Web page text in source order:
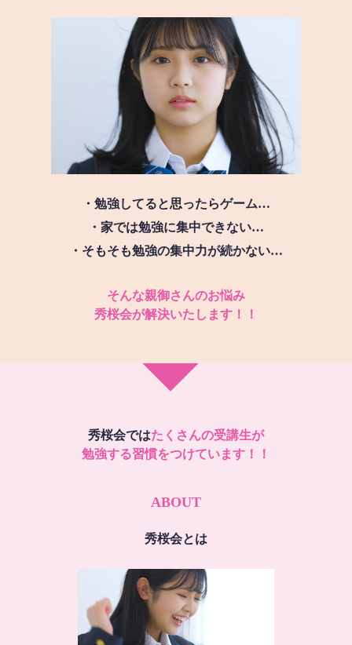
・勉強してると思ったらゲーム…
・家では勉強に集中できない…
・そもそも勉強の集中力が続かない…
そんな親御さんのお悩み
秀桜会が解決いたします！！
秀桜会ではたくさんの受講生が
勉強する習慣をつけています！！
ABOUT
秀桜会とは